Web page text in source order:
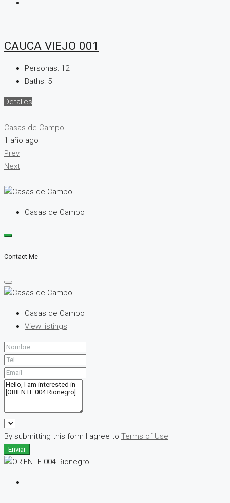
CAUCA VIEJO 001
Personas: 12
Baths: 5
Detalles
Casas de Campo
1 año ago
Prev
Next
Casas de Campo
Contact Me
Casas de Campo
View listings
By submitting this form I agree to Terms of Use
Enviar